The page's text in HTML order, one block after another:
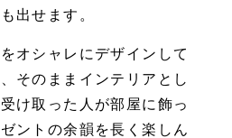
出せます。
オシャレにデザインして
そのままインテリアとし
け取った人が部屋に飾っ
ントの余韻を長く楽しん